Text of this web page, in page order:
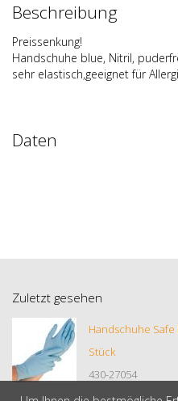
Beschreibung
Preissenkung!
Handschuhe blue, Nitril,
sehr elastisch,geeignet für
Daten
Zuletzt gesehen
Handschuhe Safe
Stück
430-27054